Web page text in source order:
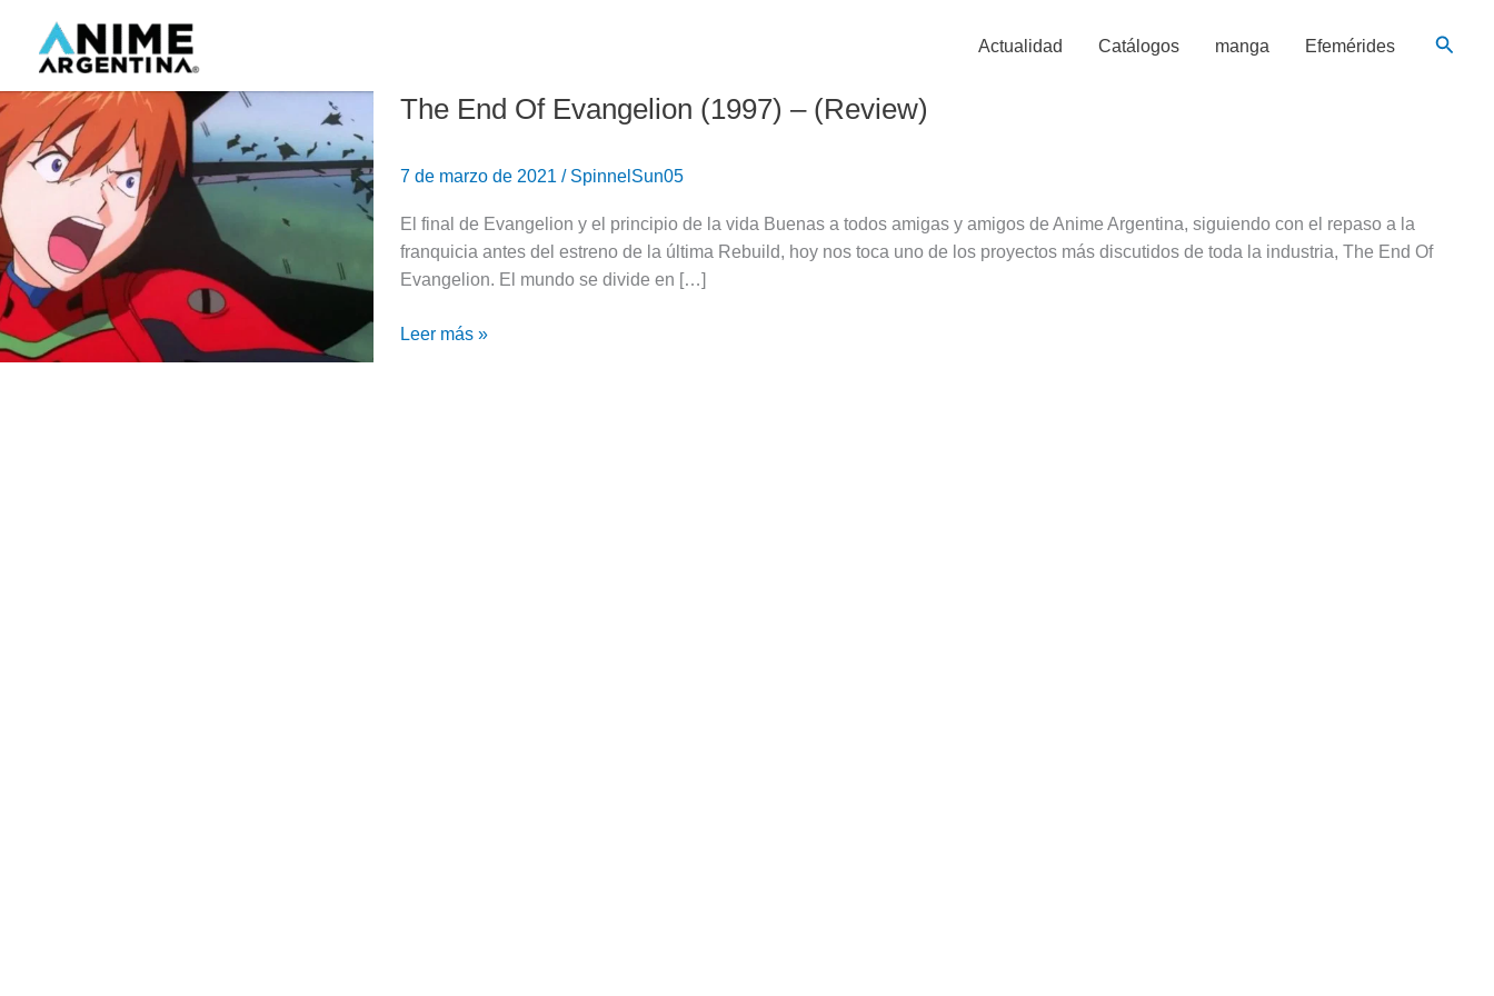
contenido
Actualidad Catálogos manga Efemérides
The End Of Evangelion (1997) – (Review)
7 de marzo de 2021 / SpinnelSun05
El final de Evangelion y el principio de la vida Buenas a todos amigas y amigos de Anime Argentina, siguiendo con el repaso a la
franquicia antes del estreno de la última Rebuild, hoy nos toca uno de los proyectos más discutidos de toda la industria, The End Of
Evangelion. El mundo se divide en […]
The
Evangelion
(1997)
–
(Review)
Leer más »